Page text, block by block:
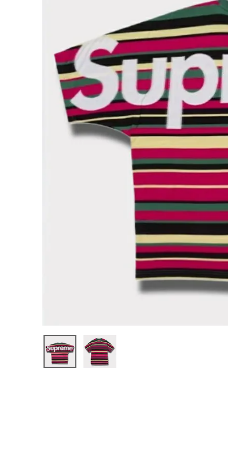
パンツ・ショーツ